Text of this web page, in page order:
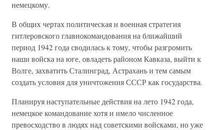
немецкому.
В общих чертах политическая и военная стратегия
гитлеровского главнокомандования на ближайший
период 1942 года сводилась к тому, чтобы разгромить
наши войска на юге, овладеть районом Кавказа, выйти к
Волге, захватить Сталинград, Астрахань и тем самым
создать условия для уничтожения СССР как государства.
Планируя наступательные действия на лето 1942 года,
немецкое командование хотя и имело численное
превосходство в людях над советскими войсками, но уже